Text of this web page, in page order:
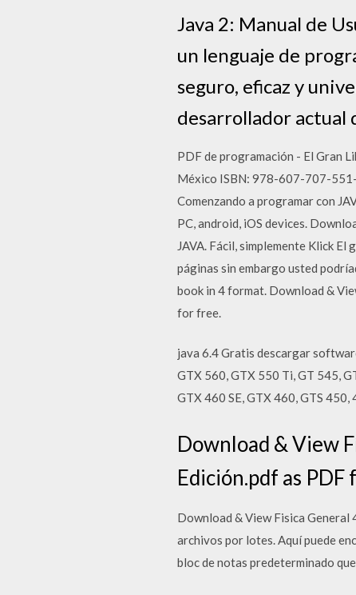
Java 2: Manual de
un lenguaje de
seguro, eficaz y
desarrollador actual
PDF de programación - El Gran
México ISBN: 978-607-707-551-
Comenzando a programar con
PC, android, iOS devices.
JAVA. Fácil, simplemente Klick
páginas sin embargo usted
book in 4 format. Download &
for free.
java 6.4 Gratis descargar
GTX 560, GTX 550 Ti, GT 545,
GTX 460 SE, GTX 460, GTS 450,
Download & View
Edición.pdf as PDF
Download & View Fisica
archivos por lotes. Aquí puede
bloc de notas predeterminado